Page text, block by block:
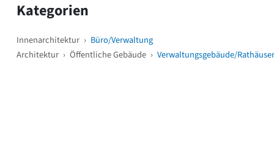
Kategorien
Innenarchitektur › Büro/Verwaltung
Architektur › Öffentliche Gebäude › Verwaltungsgebäude/Rathäuser